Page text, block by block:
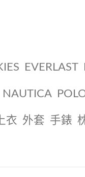
EVERLAST
NAUTICA
上衣 外套 手錶